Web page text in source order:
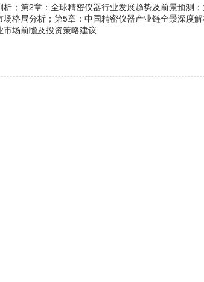
；第2章：全球精密仪器行业发展趋势及前景预测
格局分析；第5章：中国精密仪器产业链全景深度
场前瞻及投资策略建议